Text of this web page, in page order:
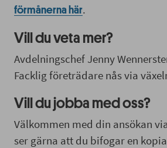
förmånerna här.
Vill du veta mer?
Avdelningschef Jenny
Facklig företrädare nås via
Vill du jobba med oss?
Välkommen med din ansökan
ser gärna att du bifogar en